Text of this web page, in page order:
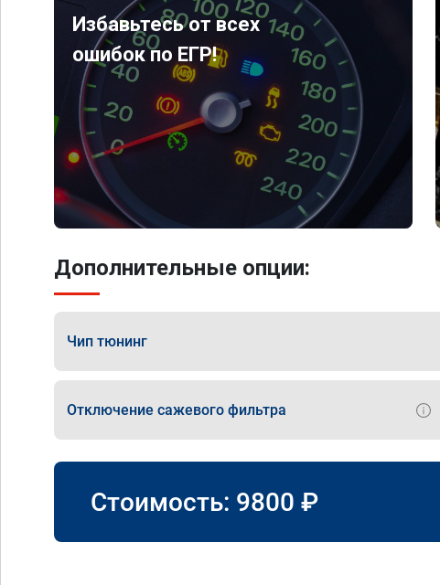
Избавьтесь от всех
ошибок по ЕГР!
Дополнительные опции:
Чип тюнинг
Отключение сажевого фильтра
Стоимость: 9800 ₽